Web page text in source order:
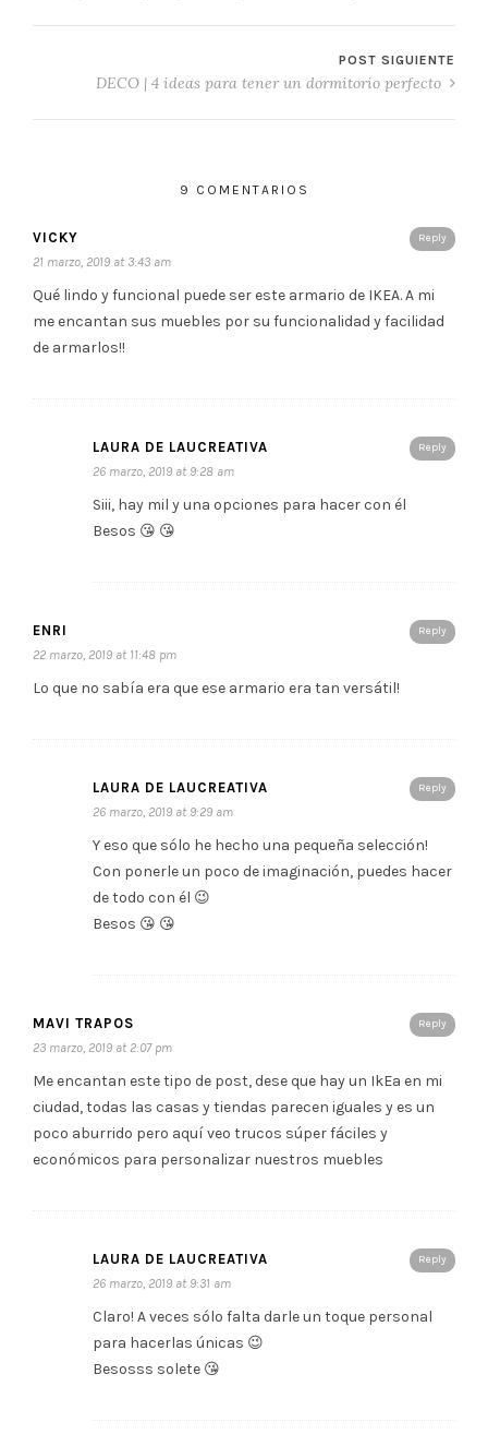
POST SIGUIENTE
DECO | 4 ideas para tener un dormitorio perfecto
9 COMENTARIOS
Reply
VICKY
21 marzo, 2019 at 3:43 am
Qué lindo y funcional puede ser este armario de IKEA. A mi
me encantan sus muebles por su funcionalidad y facilidad
de armarlos!!
Reply
LAURA DE LAUCREATIVA
26 marzo, 2019 at 9:28 am
Siii, hay mil y una opciones para hacer con él
Besos 😘 😘
Reply
ENRI
22 marzo, 2019 at 11:48 pm
Lo que no sabía era que ese armario era tan versátil!
Reply
LAURA DE LAUCREATIVA
26 marzo, 2019 at 9:29 am
Y eso que sólo he hecho una pequeña selección!
Con ponerle un poco de imaginación, puedes hacer
de todo con él 😉
Besos 😘 😘
Reply
MAVI TRAPOS
23 marzo, 2019 at 2:07 pm
Me encantan este tipo de post, dese que hay un IkEa en mi
ciudad, todas las casas y tiendas parecen iguales y es un
poco aburrido pero aquí veo trucos súper fáciles y
económicos para personalizar nuestros muebles
Reply
LAURA DE LAUCREATIVA
26 marzo, 2019 at 9:31 am
Claro! A veces sólo falta darle un toque personal
para hacerlas únicas 😉
Besosss solete 😘